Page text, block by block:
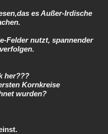
es Außer-Irdische
Felder nutzt, spannender
her???
Kornkreise
wurden?